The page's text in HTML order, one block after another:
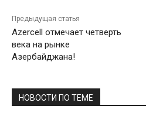
Предыдущая статья
Azercell отмечает четверть
века на рынке
Азербайджана!
НОВОСТИ ПО ТЕМЕ